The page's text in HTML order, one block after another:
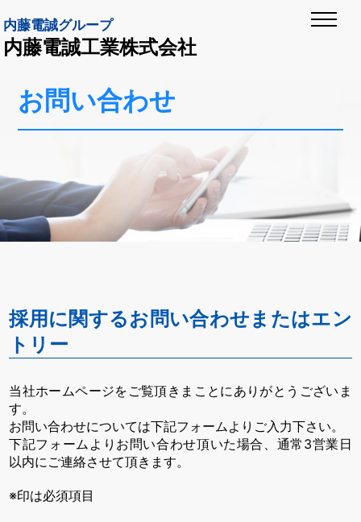
内藤電誠グループ
内藤電誠工業株式会社
お問い合わせ
採用に関するお問い合わせまたはエン
トリー
当社ホームページをご覧頂きまことにありがとうございま
す。
お問い合わせについては下記フォームよりご入力下さい。
下記フォームよりお問い合わせ頂いた場合、通常3営業日
以内にご連絡させて頂きます。
※印は必須項目